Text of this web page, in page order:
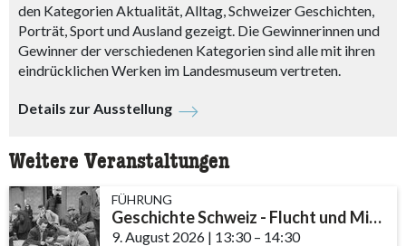
den Kategorien Aktualität, Alltag, Schweizer Geschichten,
Porträt, Sport und Ausland gezeigt. Die Gewinnerinnen und
Gewinner der verschiedenen Kategorien sind alle mit ihren
eindrücklichen Werken im Landesmuseum vertreten.
Details zur Ausstellung
Weitere Veranstaltungen
FÜHRUNG
Geschichte Schweiz - Flucht und Migration
9. August 2026 | 13:30accessibility.time_to
– 14:30